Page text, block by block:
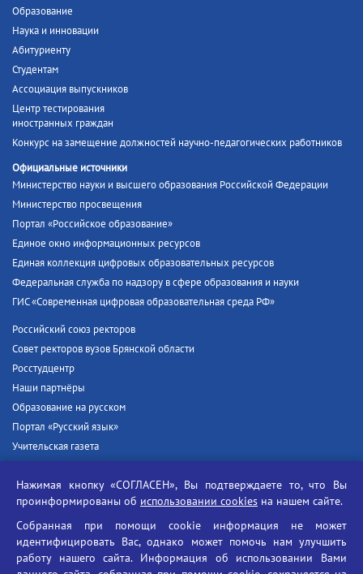
Образование
Наука и инновации
Абитуриенту
Студентам
Ассоциация выпускников
Центр тестирования
иностранных граждан
Конкурс на замещение должностей научно-педагогических работников
Официальные источники
Министерство науки и высшего образования Российской Федерации
Министерство просвещения
Портал «Российское образование»
Единое окно информационных ресурсов
Единая коллекция цифровых образовательных ресурсов
Федеральная служба по надзору в сфере образования и науки
ГИС «Современная цифровая образовательная среда РФ»
Российский союз ректоров
Совет ректоров вузов Брянской области
Росстудцентр
Наши партнёры
Образование на русском
Портал «Русский язык»
Учительская газета
Единый портал государственных услуг
Противодействие угрозам информационной безопасности
Социальные ролики - Генеральная прокуратура РФ
Противодействие коррупции
Нажимая кнопку «СОГЛАСЕН», Вы подтверждаете то, что Вы
проинформированы об использовании cookies на нашем сайте.
Собранная при помощи cookie информация не может
идентифицировать Вас, однако может помочь нам улучшить
работу нашего сайта. Информация об использовании Вами